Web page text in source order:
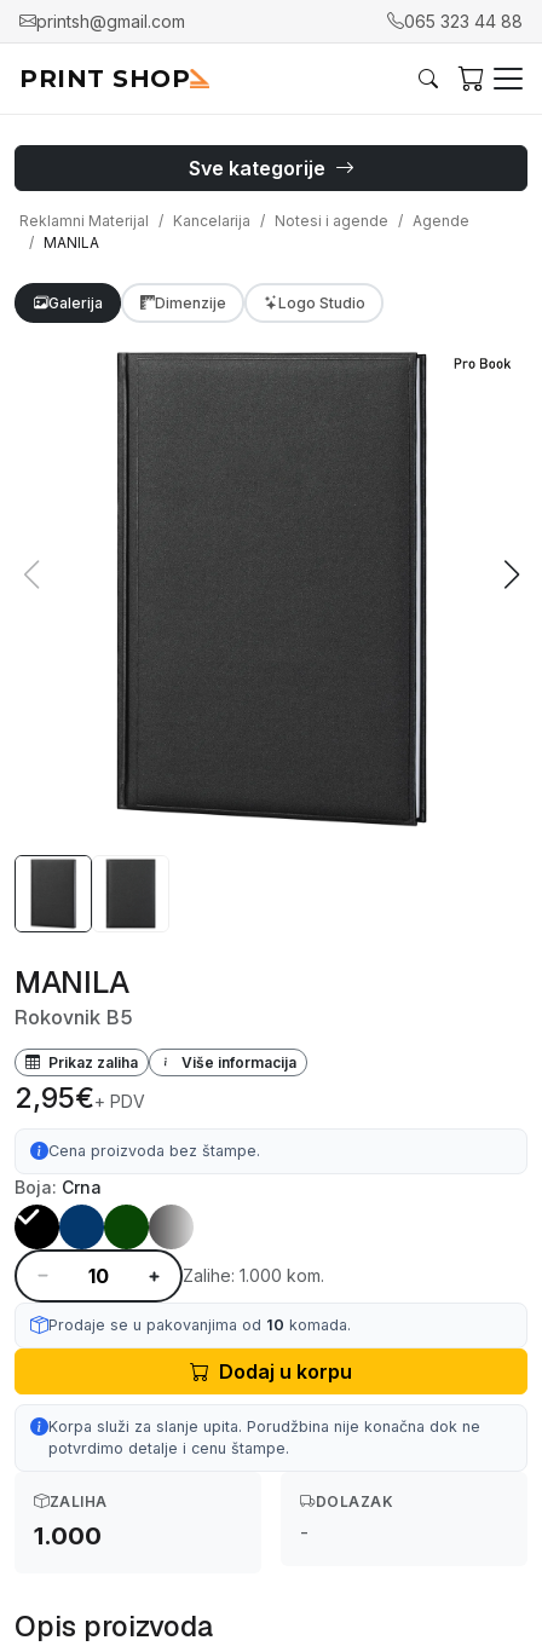
printsh@gmail.com 065 323 44 88
PRINT SHOP
Sve kategorije
Reklamni Materijal Kancelarija Notesi i agende
Agende
MANILA
Galerija Dimenzije Logo Studio
MANILA
Rokovnik B5
Prikaz zaliha Više informacija
2,95€+ PDV
Cena proizvoda bez štampe.
Boja: Crna
Zalihe: 1.000 kom.
Prodaje se u pakovanjima od 10 komada.
Dodaj u korpu
Korpa služi za slanje upita. Porudžbina nije konačna dok ne
potvrdimo detalje i cenu štampe.
ZALIHA
1.000
DOLAZAK
-
Opis proizvoda